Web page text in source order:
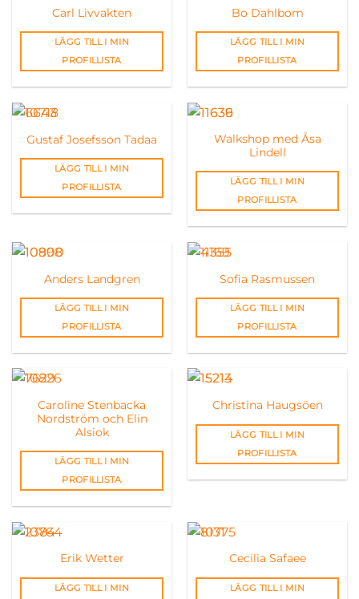
Carl Livvakten
LÄGG TILL I MIN
PROFILLISTA
Bo Dahlbom
LÄGG TILL I MIN
PROFILLISTA
Gustaf Josefsson Tadaa
LÄGG TILL I MIN
PROFILLISTA
Walkshop med Åsa
Lindell
LÄGG TILL I MIN
PROFILLISTA
Anders Landgren
LÄGG TILL I MIN
PROFILLISTA
Sofia Rasmussen
LÄGG TILL I MIN
PROFILLISTA
Caroline Stenbacka
Nordström och Elin
Alsiok
LÄGG TILL I MIN
PROFILLISTA
Christina Haugsöen
LÄGG TILL I MIN
PROFILLISTA
Erik Wetter
LÄGG TILL I MIN
Cecilia Safaee
LÄGG TILL I MIN